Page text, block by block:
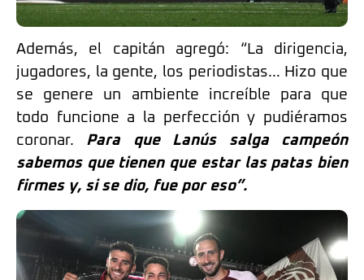
Además, el capitán agregó: “La dirigencia,
jugadores, la gente, los periodistas… Hizo que
se genere un ambiente increíble para que
todo funcione a la perfección y pudiéramos
coronar. Para que Lanús salga campeón
sabemos que tienen que estar las patas bien
firmes y, si se dio, fue por eso”.